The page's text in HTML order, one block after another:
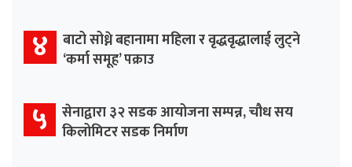
४ बाटो सोध्ने बहानामा महिला र वृद्धवृद्धालाई लुट्ने
‘कर्मा समूह’ पक्राउ
५ सेनाद्वारा ३२ सडक आयोजना सम्पन्न, चौध सय
किलोमिटर सडक निर्माण